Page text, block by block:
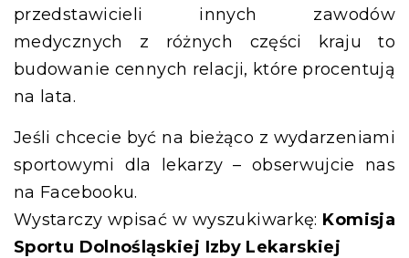
przedstawicieli innych zawodów
medycznych z różnych części kraju to
budowanie cennych relacji, które procentują
na lata.
Jeśli chcecie być na bieżąco z wydarzeniami
sportowymi dla lekarzy – obserwujcie nas
na Facebooku.
Wystarczy wpisać w wyszukiwarkę: Komisja
Sportu Dolnośląskiej Izby Lekarskiej